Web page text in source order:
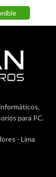
para PC.
- Lima